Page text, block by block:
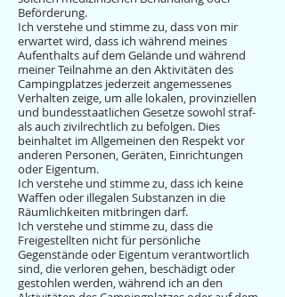
Beförderung.
Ich verstehe und stimme zu, dass von mir
erwartet wird, dass ich während meines
Aufenthalts auf dem Gelände und während
meiner Teilnahme an den Aktivitäten des
Campingplatzes jederzeit angemessenes
Verhalten zeige, um alle lokalen, provinziellen
und bundesstaatlichen Gesetze sowohl straf-
als auch zivilrechtlich zu befolgen. Dies
beinhaltet im Allgemeinen den Respekt vor
anderen Personen, Geräten, Einrichtungen
oder Eigentum.
Ich verstehe und stimme zu, dass ich keine
Waffen oder illegalen Substanzen in die
Räumlichkeiten mitbringen darf.
Ich verstehe und stimme zu, dass die
Freigestellten nicht für persönliche
Gegenstände oder Eigentum verantwortlich
sind, die verloren gehen, beschädigt oder
gestohlen werden, während ich an den